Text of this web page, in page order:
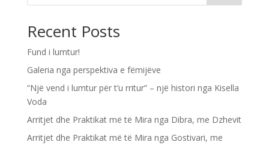
Recent Posts
Fund i lumtur!
Galeria nga perspektiva e fëmijëve
“Një vend i lumtur për t’u rritur” – një histori nga Kisella
Voda
Arritjet dhe Praktikat më të Mira nga Dibra, me Dzhevit
Arritjet dhe Praktikat më të Mira nga Gostivari, me